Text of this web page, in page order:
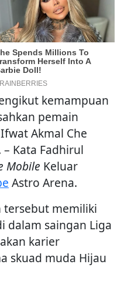
kemampuan
pemain
Akmal Che
– Kata Fadhirul
Mobile Keluar
Astro Arena.
tersebut memiliki
dalam saingan Liga
karier
skuad muda Hijau